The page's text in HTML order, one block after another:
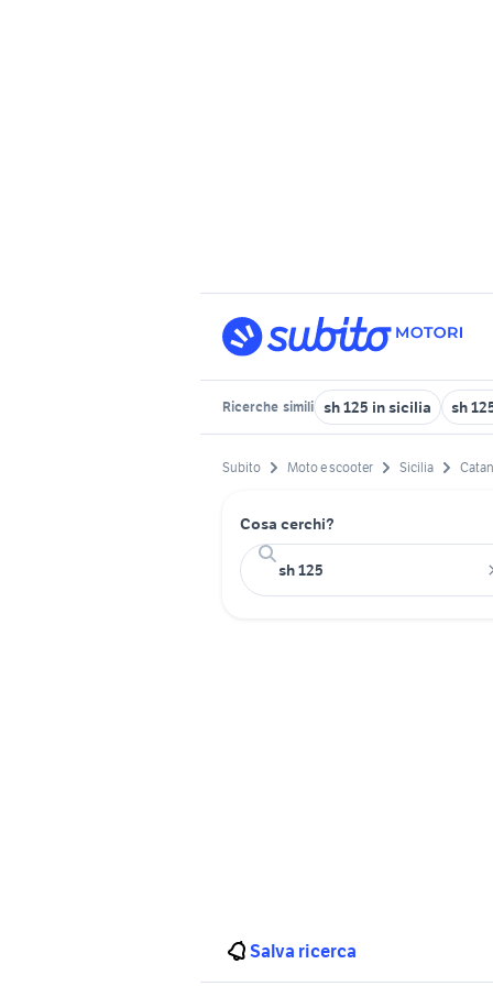
Ricerche simili sh 125 in sicilia sh
Subito Moto e scooter Sicilia
Cosa cerchi?
Salva ricerca